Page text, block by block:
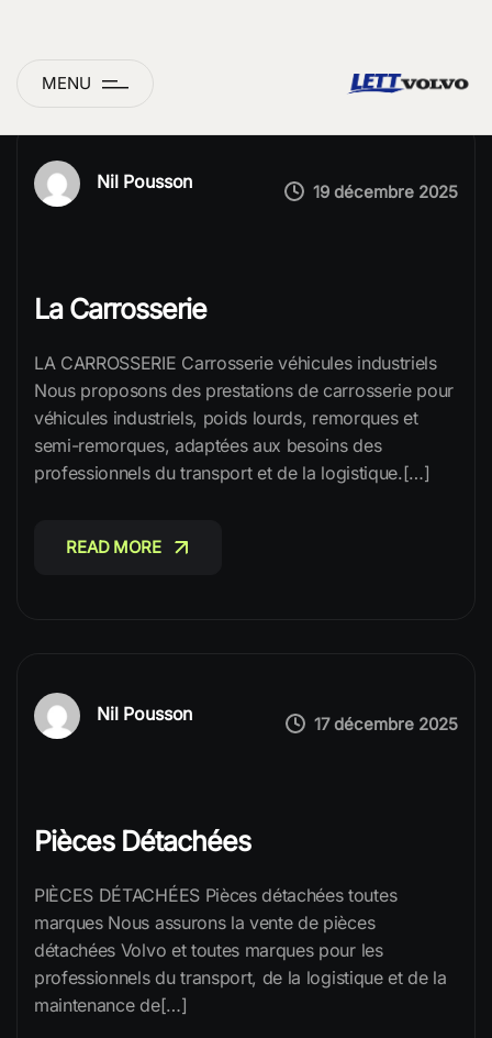
MENU
Nil Pousson 19 décembre 2025
La Carrosserie
LA CARROSSERIE Carrosserie véhicules industriels
Nous proposons des prestations de carrosserie pour
véhicules industriels, poids lourds, remorques et
semi-remorques, adaptées aux besoins des
professionnels du transport et de la logistique.[…]
READ MORE
Nil Pousson 17 décembre 2025
Pièces Détachées
PIÈCES DÉTACHÉES Pièces détachées toutes
marques Nous assurons la vente de pièces
détachées Volvo et toutes marques pour les
professionnels du transport, de la logistique et de la
maintenance de[…]